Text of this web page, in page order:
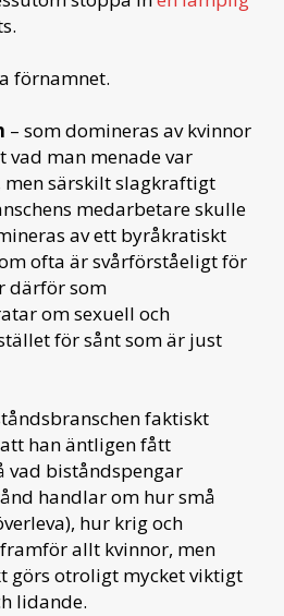
förnamnet.
– som domineras av kvinnor
vad man menade var
men särskilt slagkraftigt
medarbetare skulle
av ett byråkratiskt
ofta är svårförståeligt för
därför som
om sexuell och
för sånt som är just
faktiskt
han äntligen fått
vad biståndspengar
handlar om hur små
hur krig och
allt kvinnor, men
görs otroligt mycket viktigt
lidande.